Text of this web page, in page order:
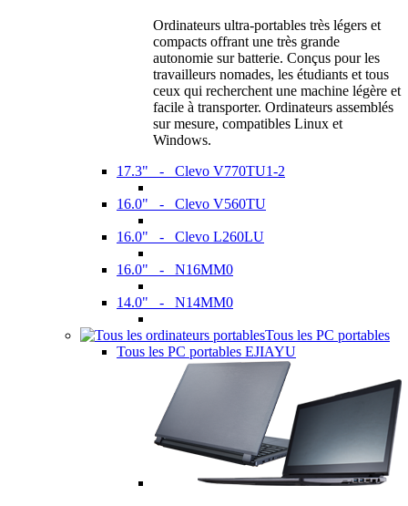
Ordinateurs ultra-portables très légers et
compacts offrant une très grande
autonomie sur batterie. Conçus pour les
travailleurs nomades, les étudiants et tous
ceux qui recherchent une machine légère et
facile à transporter. Ordinateurs assemblés
sur mesure, compatibles Linux et
Windows.
17.3" - Clevo V770TU1-2
16.0" - Clevo V560TU
16.0" - Clevo L260LU
16.0" - N16MM0
14.0" - N14MM0
Tous les PC portables
Tous les PC portables EJIAYU